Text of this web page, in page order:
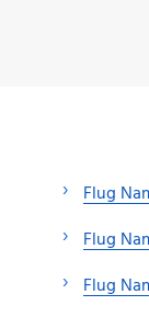
Flug
Flug
Flug